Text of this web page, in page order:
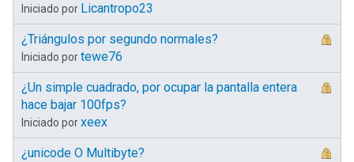
Iniciado por Licantropo23
¿Triángulos por segundo normales?
Iniciado portewe76
¿Un simple cuadrado, por ocupar la pantalla entera
hace bajar 100fps?
Iniciado porxeex
¿unicode O Multibyte?